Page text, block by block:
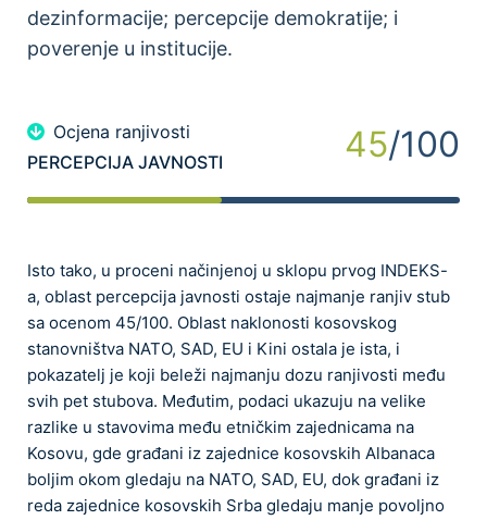
dezinformacije; percepcije demokratije; i
poverenje u institucije.
Ocjena ranjivosti
PERCEPCIJA JAVNOSTI
45/100
Isto tako, u proceni načinjenoj u sklopu prvog INDEKS-
a, oblast percepcija javnosti ostaje najmanje ranjiv stub
sa ocenom 45/100. Oblast naklonosti kosovskog
stanovništva NATO, SAD, EU i Kini ostala je ista, i
pokazatelj je koji beleži najmanju dozu ranjivosti među
svih pet stubova. Međutim, podaci ukazuju na velike
razlike u stavovima među etničkim zajednicama na
Kosovu, gde građani iz zajednice kosovskih Albanaca
boljim okom gledaju na NATO, SAD, EU, dok građani iz
reda zajednice kosovskih Srba gledaju manje povoljno